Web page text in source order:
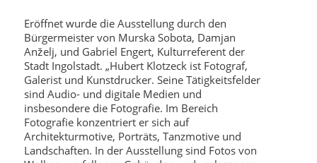
Eröffnet wurde die Ausstellung durch den
Bürgermeister von Murska Sobota, Damjan
Anželj, und Gabriel Engert, Kulturreferent der
Stadt Ingolstadt. „Hubert Klotzeck ist Fotograf,
Galerist und Kunstdrucker. Seine Tätigkeitsfelder
sind Audio- und digitale Medien und
insbesondere die Fotografie. Im Bereich
Fotografie konzentriert er sich auf
Architekturmotive, Porträts, Tanzmotive und
Landschaften. In der Ausstellung sind Fotos von